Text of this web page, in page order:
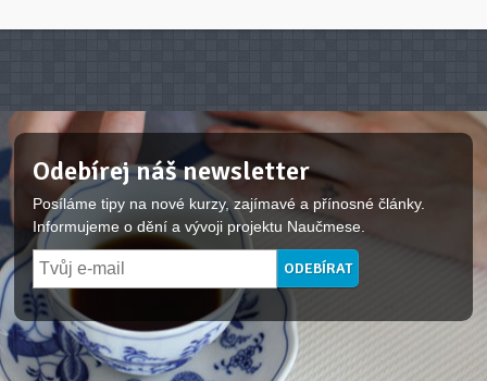
Odebírej náš newsletter
Posíláme tipy na nové kurzy, zajímavé a přínosné články.
Informujeme o dění a vývoji projektu Naučmese.